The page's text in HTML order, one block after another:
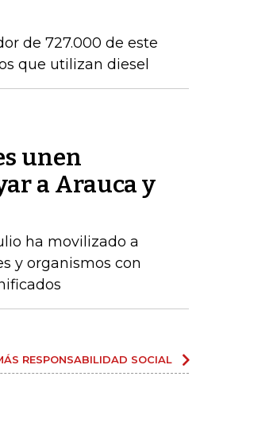
de 727.000 de este
que utilizan diesel
unen
a Arauca y
ha movilizado a
y organismos con
RESPONSABILIDAD SOCIAL